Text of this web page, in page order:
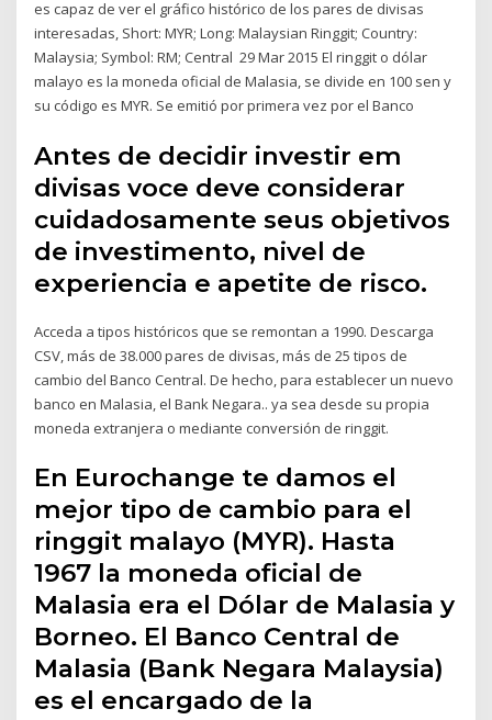
es capaz de ver el gráfico histórico de los pares de divisas
interesadas, Short: MYR; Long: Malaysian Ringgit; Country:
Malaysia; Symbol: RM; Central 29 Mar 2015 El ringgit o dólar
malayo es la moneda oficial de Malasia, se divide en 100 sen y
su código es MYR. Se emitió por primera vez por el Banco
Antes de decidir investir em
divisas voce deve considerar
cuidadosamente seus objetivos
de investimento, nivel de
experiencia e apetite de risco.
Acceda a tipos históricos que se remontan a 1990. Descarga
CSV, más de 38.000 pares de divisas, más de 25 tipos de
cambio del Banco Central. De hecho, para establecer un nuevo
banco en Malasia, el Bank Negara.. ya sea desde su propia
moneda extranjera o mediante conversión de ringgit.
En Eurochange te damos el
mejor tipo de cambio para el
ringgit malayo (MYR). Hasta
1967 la moneda oficial de
Malasia era el Dólar de Malasia y
Borneo. El Banco Central de
Malasia (Bank Negara Malaysia)
es el encargado de la